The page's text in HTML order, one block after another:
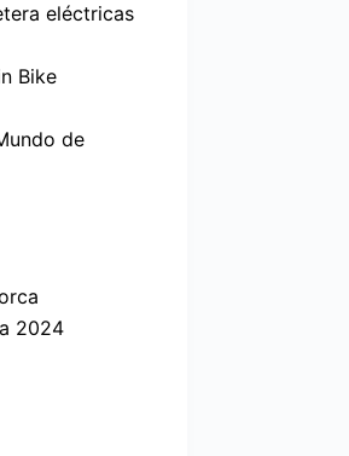
eléctricas
Bike
de
2024